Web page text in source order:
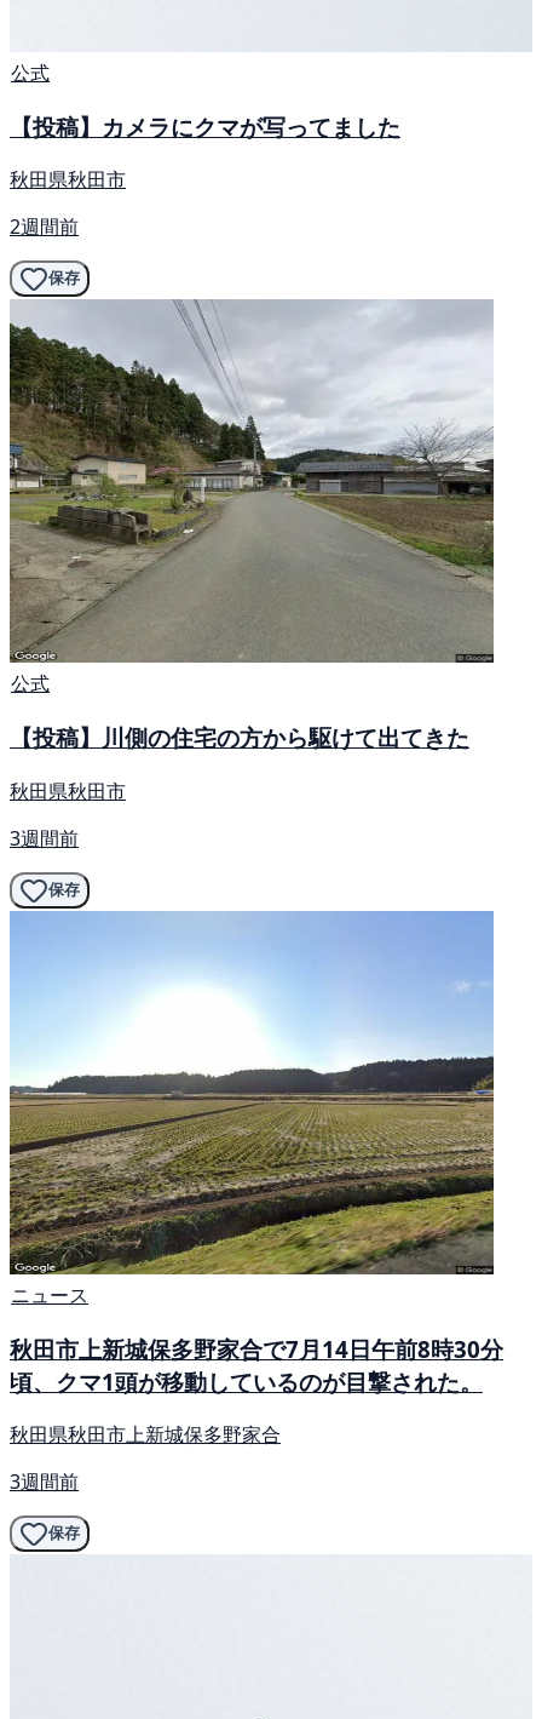
公式
【投稿】カメラにクマが写ってました
秋田県秋田市
2週間前
保存
公式
【投稿】川側の住宅の方から駆けて出てきた
秋田県秋田市
3週間前
保存
ニュース
秋田市上新城保多野家合で7月14日午前8時30分
頃、クマ1頭が移動しているのが目撃された。
秋田県秋田市上新城保多野家合
3週間前
保存